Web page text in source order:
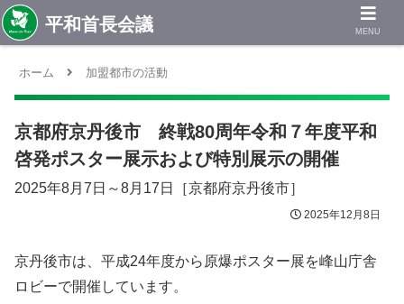
ホーム 加盟都市の活動
京都府京丹後市 終戦80周年令和７年度平和
啓発ポスター展示および特別展示の開催
2025年8月7日～8月17日［京都府京丹後市］
2025年12月8日
京丹後市は、平成24年度から原爆ポスター展を峰山庁舎
ロビーで開催しています。
MENU